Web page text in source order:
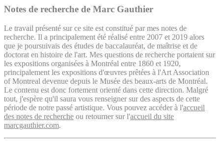
Notes de recherche de Marc Gauthier
Le travail présenté sur ce site est constitué par mes notes de
recherche. Il a principalement été réalisé entre 2007 et 2019 alors
que je poursuivais des études de baccalauréat, de maîtrise et de
doctorat en histoire de l'art. Mes questions de recherche portaient sur
les expositions organisées à Montréal entre 1860 et 1920,
principalement les expositions d'œuvres prêtées à l'Art Association
of Montreal devenue depuis le Musée des beaux-arts de Montréal.
Le contenu est donc fortement orienté dans cette direction. Malgré
tout, j'espère qu'il saura vous renseigner sur des aspects de cette
période de notre passé artistique. Vous pouvez accéder à l'accueil
des notes de recherche ou retourner sur l'accueil du site
marcgauthier.com.